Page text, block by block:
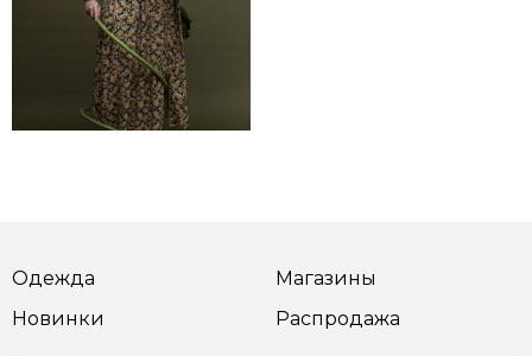
Одежда
Новинки
Магазины
Распродажа